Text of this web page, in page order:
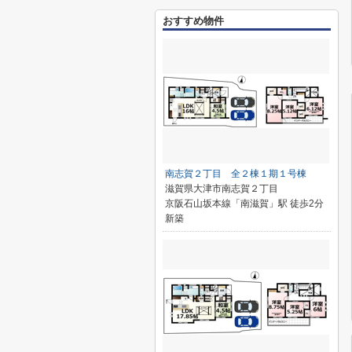
おすすめ物件
南志賀２丁目 全２棟１期１号棟
滋賀県大津市南志賀２丁目
京阪石山坂本線「南滋賀」駅 徒歩2分
新築